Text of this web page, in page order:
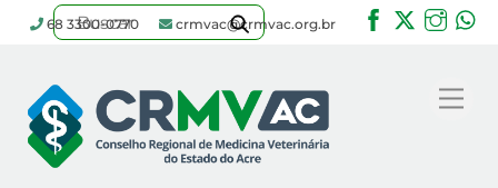
content
68 3300-0770 crmvac@crmvac.org.br
Facebook
Twitter